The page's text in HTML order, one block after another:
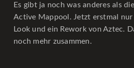
Es gibt ja noch was anderes als
Active Mappool. Jetzt erstmal
Look und ein Rework von Aztec.
noch mehr zusammen.